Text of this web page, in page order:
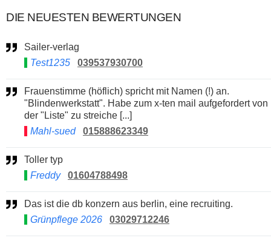
DIE NEUESTEN BEWERTUNGEN
Sailer-verlag
Test1235
039537930700
Frauenstimme (höflich) spricht mit Namen (!) an.
"Blindenwerkstatt". Habe zum x-ten mail aufgefordert von
der "Liste" zu streiche [...]
Mahl-sued
015888623349
Toller typ
Freddy
01604788498
Das ist die db konzern aus berlin, eine recruiting.
Grünpflege 2026
03029712246